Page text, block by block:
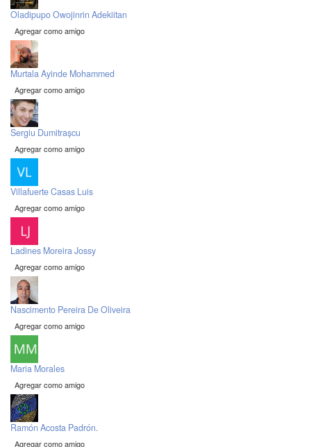
Oladipupo Owojinrin Adekiitan
Agregar como amigo
Murtala Ayinde Mohammed
Agregar como amigo
Sergiu Dumitrașcu
Agregar como amigo
Villafuerte Casas Luis
Agregar como amigo
Ladines Moreira Jossy
Agregar como amigo
Nascimento Pereira De Oliveira
Agregar como amigo
Maria Morales
Agregar como amigo
Ramón Acosta Padrón.
Agregar como amigo